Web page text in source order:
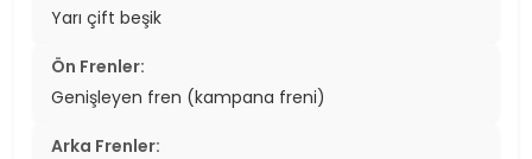
Yarı çift beşik
Ön Frenler:
Genişleyen fren (kampana freni)
Arka Frenler: